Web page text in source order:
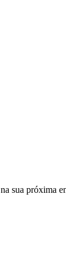
na sua próxima